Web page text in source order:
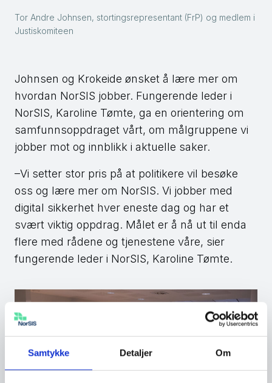
Samtykke Detaljer Om
Tor Andre Johnsen, stortingsrepresentant (FrP) og medlem i
Justiskomiteen
Johnsen og Krokeide ønsket å lære mer om
hvordan NorSIS jobber. Fungerende leder i
NorSIS, Karoline Tømte, ga en orientering om
samfunnsoppdraget vårt, om målgruppene vi
jobber mot og innblikk i aktuelle saker.
–Vi setter stor pris på at politikere vil besøke
oss og lære mer om NorSIS. Vi jobber med
digital sikkerhet hver eneste dag og har et
svært viktig oppdrag. Målet er å nå ut til enda
flere med rådene og tjenestene våre, sier
fungerende leder i NorSIS, Karoline Tømte.